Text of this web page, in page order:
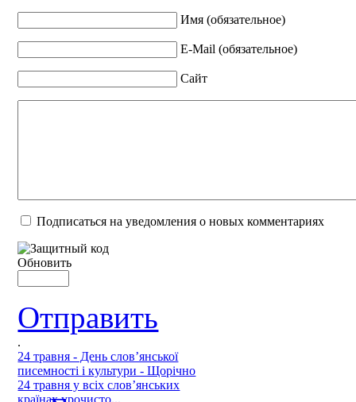
Имя (обязательное)
E-Mail (обязательное)
Сайт
Подписаться на уведомления о новых комментариях
Обновить
Отправить
.
24 травня - День слов’янської
писемності і культури - Щорічно
24 травня у всіх слов’янських